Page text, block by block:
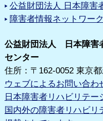
公益財団法人 日本障害
障害者情報ネットワー
公益財団法人 日本障害
センター
住所：〒162-0052 東京
ウェブによるお問い合わ
日本障害者リハビリテー
国内外の障害者リハビリ